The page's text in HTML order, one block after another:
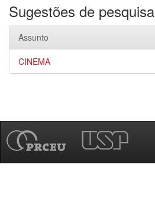
Sugestões de pesquisa
Assunto
CINEMA